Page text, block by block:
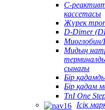
C-
кассетасы
Жүрек
D-Dimer
Мидың
сынағы
Бір
Бір қадам
TnI One
Ісік